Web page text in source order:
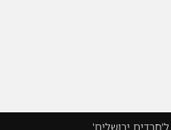
ירושלים'